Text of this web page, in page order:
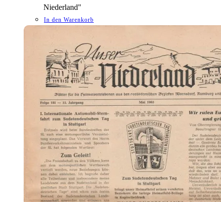
Niederland"
In den Warenkorb